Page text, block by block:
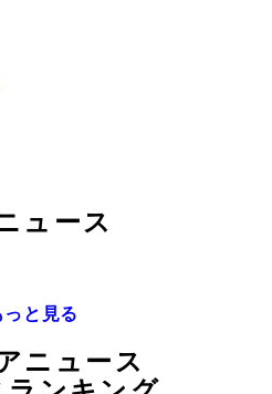
ュース
と見る
ニュース